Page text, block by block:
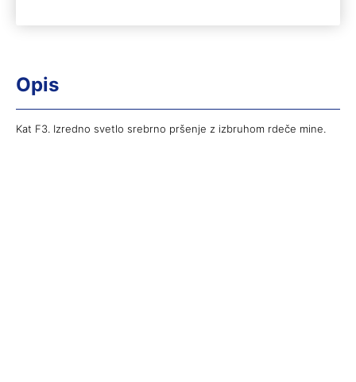
Opis
Kat F3. Izredno svetlo srebrno pršenje z izbruhom rdeče mine.